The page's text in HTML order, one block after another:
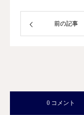
前の記事
0 コメント